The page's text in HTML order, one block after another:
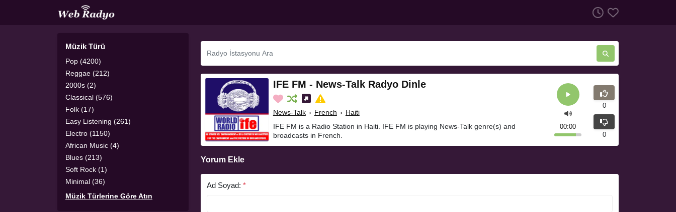
Müzik Türü
Pop (4200)
Reggae (212)
2000s (2)
Classical (576)
Folk (17)
Easy Listening (261)
Electro (1150)
African Music (4)
Blues (213)
Soft Rock (1)
Minimal (36)
Müzik Türlerine Göre Atın
IFE FM - News-Talk Radyo Dinle
News-Talk › French › Haiti
IFE FM is a Radio Station in Haiti. IFE FM is playing News-Talk genre(s) and
broadcasts in French.
00:00
0
0
Yorum Ekle
Ad Soyad: *